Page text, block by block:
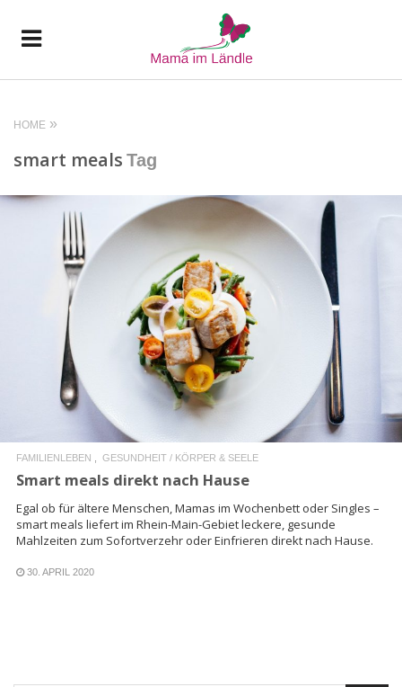
HOME
smart meals Tag
READ MORE
FAMILIENLEBEN GESUNDHEIT / KÖRPER & SEELE
Smart meals direkt nach Hause
Egal ob für ältere Menschen, Mamas im Wochenbett oder Singles –
smart meals liefert im Rhein-Main-Gebiet leckere, gesunde
Mahlzeiten zum Sofortverzehr oder Einfrieren direkt nach Hause.
30. APRIL 2020